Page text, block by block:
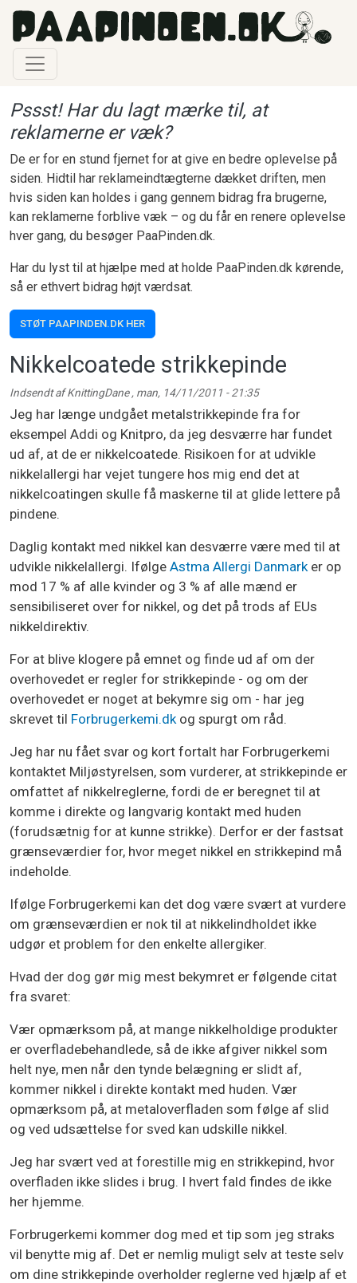
Gå til hovedindhold
Pssst! Har du lagt mærke til, at
reklamerne er væk?
De er for en stund fjernet for at give en bedre oplevelse på
siden. Hidtil har reklameindtægterne dækket driften, men
hvis siden kan holdes i gang gennem bidrag fra brugerne,
kan reklamerne forblive væk – og du får en renere oplevelse
hver gang, du besøger PaaPinden.dk.
Har du lyst til at hjælpe med at holde PaaPinden.dk kørende,
så er ethvert bidrag højt værdsat.
STØT PAAPINDEN.DK HER
Nikkelcoatede strikkepinde
Indsendt afKnittingDane , man, 14/11/2011 - 21:35
Jeg har længe undgået metalstrikkepinde fra for
eksempel Addi og Knitpro, da jeg desværre har fundet
ud af, at de er nikkelcoatede. Risikoen for at udvikle
nikkelallergi har vejet tungere hos mig end det at
nikkelcoatingen skulle få maskerne til at glide lettere på
pindene.
Daglig kontakt med nikkel kan desværre være med til at
udvikle nikkelallergi. Ifølge Astma Allergi Danmark er op
mod 17 % af alle kvinder og 3 % af alle mænd er
sensibiliseret over for nikkel, og det på trods af EUs
nikkeldirektiv.
For at blive klogere på emnet og finde ud af om der
overhovedet er regler for strikkepinde - og om der
overhovedet er noget at bekymre sig om - har jeg
skrevet til Forbrugerkemi.dk og spurgt om råd.
Jeg har nu fået svar og kort fortalt har Forbrugerkemi
kontaktet Miljøstyrelsen, som vurderer, at strikkepinde er
omfattet af nikkelreglerne, fordi de er beregnet til at
komme i direkte og langvarig kontakt med huden
(forudsætnig for at kunne strikke). Derfor er der fastsat
grænseværdier for, hvor meget nikkel en strikkepind må
indeholde.
Ifølge Forbrugerkemi kan det dog være svært at vurdere
om grænseværdien er nok til at nikkelindholdet ikke
udgør et problem for den enkelte allergiker.
Hvad der dog gør mig mest bekymret er følgende citat
fra svaret:
Vær opmærksom på, at mange nikkelholdige produkter
er overfladebehandlede, så de ikke afgiver nikkel som
helt nye, men når den tynde belægning er slidt af,
kommer nikkel i direkte kontakt med huden. Vær
opmærksom på, at metaloverfladen som følge af slid
og ved udsættelse for sved kan udskille nikkel.
Jeg har svært ved at forestille mig en strikkepind, hvor
overfladen ikke slides i brug. I hvert fald findes de ikke
her hjemme.
Forbrugerkemi kommer dog med et tip som jeg straks
vil benytte mig af. Det er nemlig muligt selv at teste selv
om dine strikkepinde overholder reglerne ved hjælp af et